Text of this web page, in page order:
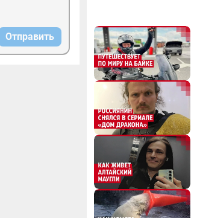
Отправить